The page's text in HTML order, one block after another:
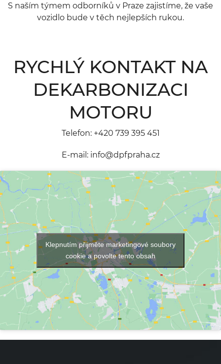
S naším týmem odborníků v Praze zajistíme, že vaše
vozidlo bude v těch nejlepších rukou.
RYCHLÝ KONTAKT NA
DEKARBONIZACI
MOTORU
Telefon: +420 739 395 451
E-mail: info@dpfpraha.cz
Klepnutím přijměte marketingové soubory
cookie a povolte tento obsah